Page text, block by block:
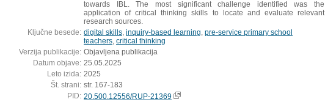
towards IBL. The most significant challenge identified was the
application of critical thinking skills to locate and evaluate relevant
research sources.
Ključne besede: digital skills inquiry-based learning pre-service primary school
teachers critical thinking
Verzija publikacije: Objavljena publikacija
Datum objave: 25.05.2025
Leto izida: 2025
Št. strani: str. 167-183
PID: 20.500.12556/RUP-21369